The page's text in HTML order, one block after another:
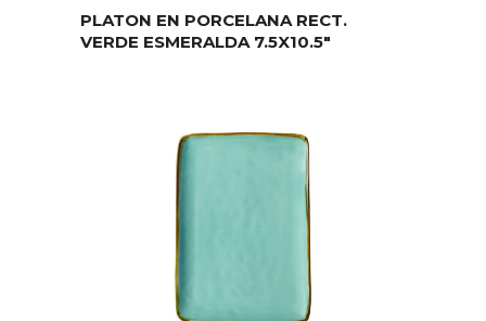
PLATON EN PORCELANA RECT.
VERDE ESMERALDA 7.5X10.5″